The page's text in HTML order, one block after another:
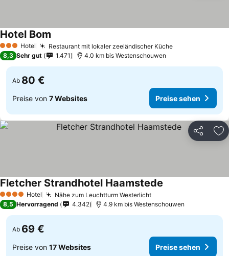
3 SterneHotel Restaurant mit lokaler zeeländischer Küche
Hotel Bom
8,3 Sehr gut 1.471 4.0 km bis Westenschouwen
Ab 80 €
Preise von 7 Websites Preise sehen
Teilen
4 Sterne Hotel Nähe zum Leuchtturm Westerlicht
Fletcher Strandhotel Haamstede
8,5 Hervorragend 4.342 4.9 km bis Westenschouwen
Ab 69 €
Preise von 17 Websites Preise sehen